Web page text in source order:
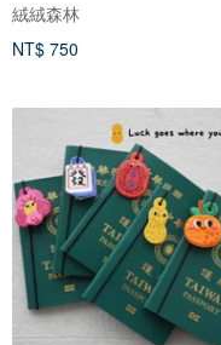
絨絨森林
NT$ 750